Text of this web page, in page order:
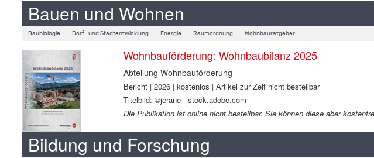
Bauen und Wohnen
Baubiologie Dorf- und Stadtentwicklung Energie Raumordnung Wohnbauratgeber
Wohnbauförderung: Wohnbaubilanz 2025
Abteilung Wohnbauförderung
Bericht | 2026 | kostenlos | Artikel zur Zeit nicht bestellbar
Titelbild: ©jerane - stock.adobe.com
Die Publikation ist online nicht bestellbar. Sie können diese aber
Bildung und Forschung